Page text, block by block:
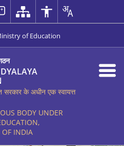
of Education
सरकार के अधीन एक स्वायत्त
BODY UNDER
OF INDIA